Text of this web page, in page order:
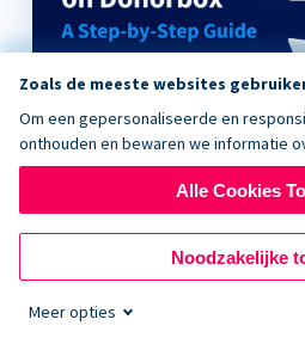
How to Create a Nonprofit
Zoals de meeste websites
Om een gepersonaliseerde en
onthouden en bewaren we informatie
Alle Cookies
Noodzakelijke
Meer opties